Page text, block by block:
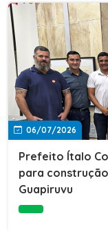
06/07/2026
Prefeito Ítalo
para
Guapiruvu